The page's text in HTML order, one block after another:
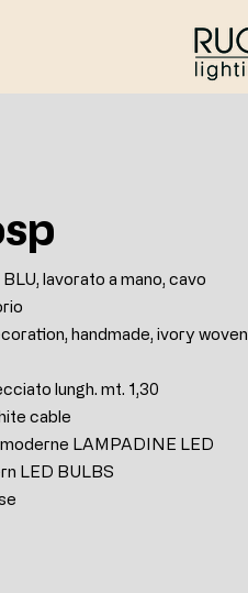
lavorato a mano, cavo
handmade, ivory woven
lungh. mt. 1,30
cable
LAMPADINE LED
LED BULBS